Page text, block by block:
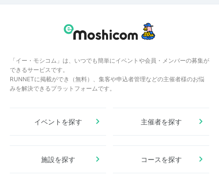
「イー・モシコム」は、いつでも簡単にイベントや会員・メンバーの募集が
できるサービスです。
RUNNETに掲載ができ（無料）、集客や申込者管理などの主催者様のお悩
みを解決できるプラットフォームです。
イベントを探す 主催者を探す
施設を探す コースを探す